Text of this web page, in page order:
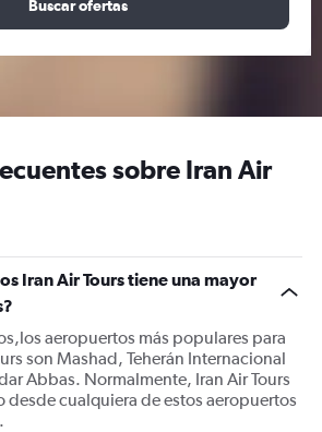
Buscar ofertas
sobre Iran Air
Iran Air Tours tiene una mayor
aeropuertos más populares para
son Mashad, Teherán Internacional
Abbas. Normalmente, Iran Air Tours
desde cualquiera de estos aeropuertos